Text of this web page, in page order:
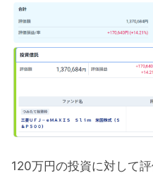
120万円の投資に対して